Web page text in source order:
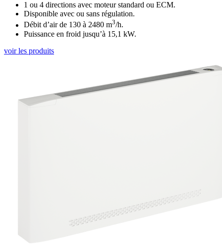
1 ou 4 directions avec moteur standard ou ECM.
Disponible avec ou sans régulation.
Débit d’air de 130 à 2480 m3/h.
Puissance en froid jusqu’à 15,1 kW.
voir les produits